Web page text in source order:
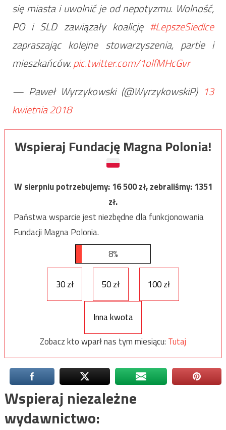
się miasta i uwolnić je od nepotyzmu. Wolność,
PO i SLD zawiązały koalicję #LepszeSiedlce
zapraszając kolejne stowarzyszenia, partie i
mieszkańców.pic.twitter.com/1olfMHcGvr
— Paweł Wyrzykowski (@WyrzykowskiP) 13
kwietnia 2018
Wspieraj Fundację Magna Polonia!
W sierpniu potrzebujemy:16 500zł, zebraliśmy:1351
zł.
Państwa wsparcie jest niezbędne dla funkcjonowania
Fundacji Magna Polonia.
8%
30 zł 50 zł 100 zł
Inna kwota
Zobacz kto wparł nas tym miesiącu: Tutaj
Wspieraj niezależne
wydawnictwo: